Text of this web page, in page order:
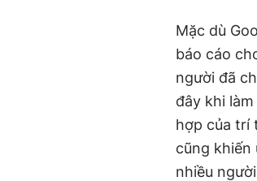
Mặc dù
báo cáo
người đã
đây khi
hợp của trí
cũng
nhiều